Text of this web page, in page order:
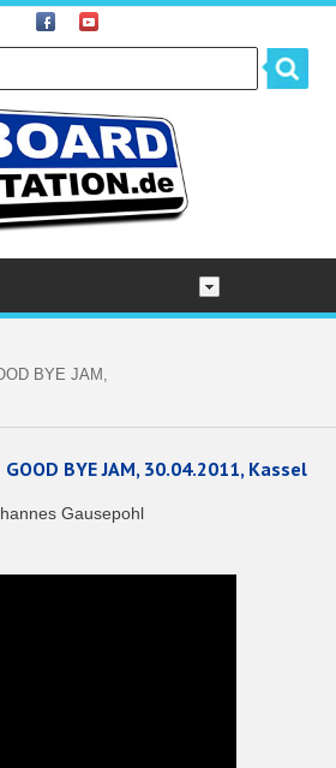
BYE JAM,
BYE JAM, 30.04.2011, Kassel
Gausepohl